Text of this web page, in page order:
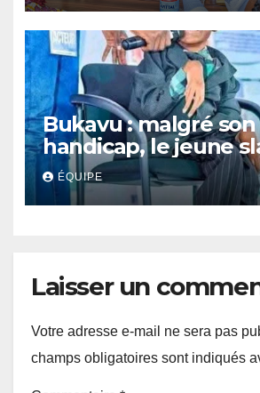
Bukavu : malgré son
handicap, le jeune
Akonkwa Kenyata
lance un appel à la
pour poursuivre ses
ÉQUIPE
Laisser un
Votre adresse e-mail ne sera pas
champs obligatoires sont indiqués